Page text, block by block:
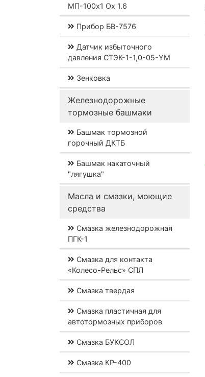
МП-100x1 Ох 1.6
Прибор БВ-7576
Датчик избыточного
давления СТЭК-1-1,0-05-YM
Зенковка
Железнодорожные
тормозные башмаки
Башмак тормозной
горочный ДКТБ
Башмак накаточный
"лягушка"
Масла и смазки, моющие
средства
Смазка железнодорожная
ПГК-1
Смазка для контакта
«Колесо-Рельс» СПЛ
Смазка твердая
Смазка пластичная для
автотормозных приборов
Смазка БУКСОЛ
Смазка КР-400